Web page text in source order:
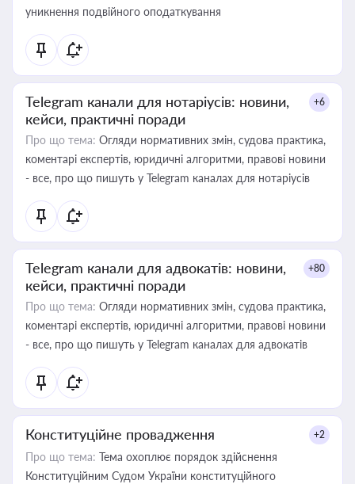
уникнення подвійного оподаткування
Telegram канали для нотаріусів: новини,
кейси, практичні поради
+6
Про що тема: Огляди нормативних змін, судова практика,
коментарі експертів, юридичні алгоритми, правові новини
- все, про що пишуть у Telegram каналах для нотаріусів
Telegram канали для адвокатів: новини,
кейси, практичні поради
+80
Про що тема: Огляди нормативних змін, судова практика,
коментарі експертів, юридичні алгоритми, правові новини
- все, про що пишуть у Telegram каналах для адвокатів
Конституційне провадження +2
Про що тема: Тема охоплює порядок здійснення
Конституційним Судом України конституційного